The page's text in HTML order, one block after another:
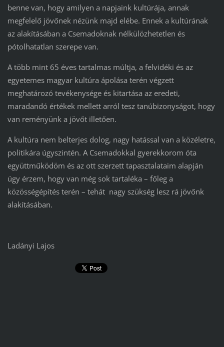
benne van, hogy amilyen a napjaink kultúrája, annak
megfelelő jövőnek nézünk majd elébe. Ennek a kultúrának
az alakításában a Csemadoknak nélkülözhetetlen és
pótolhatatlan szerepe van.
A több mint 65 éves tartalmas múltja, a felvidéki és az
egyetemes magyar kultúra ápolása terén végzett
meghatározó tevékenysége és kitartása az eredeti,
maradandó értékek mellett arról tesz tanúbizonyságot, hogy
van reményünk a jövőt illetően.
A kultúra nem belterjes dolog, nagy hatással van a közéletre,
politikára úgyszintén. A Csemadokkal gyerekkorom óta
együttműködöm és az ott szerzett tapasztalataim alapján
úgy érzem, hogy van még sok tartaléka – főleg a
közösségépítés terén – tehát nagy szükség lesz rá jövőnk
alakításában.
Ladányi Lajos